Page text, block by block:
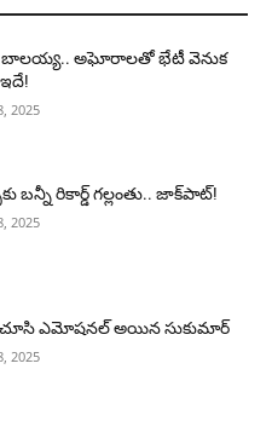
అఘోరాలతో భేటీ వెనుక
2025
బన్నీ రికార్డ్ గల్లంతు.. జాక్‌పాట్!
2025
చూసి ఎమోషనల్ అయిన సుకుమార్
2025